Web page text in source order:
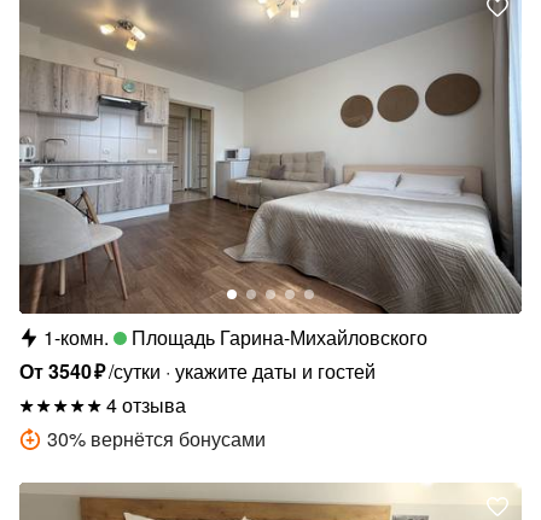
1-комн.
Площадь Гарина-Михайловского
От3540₽/сутки укажите даты и гостей
4 отзыва
30% вернётся бонусами